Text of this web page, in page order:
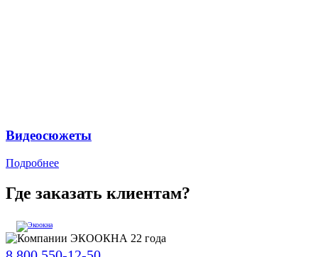
Видеосюжеты
Подробнее
Где заказать клиентам?